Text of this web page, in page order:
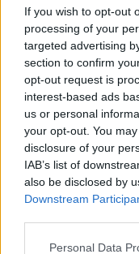
If you wish to opt-out
processing of your
targeted advertising
section to confirm
opt-out request is
interest-based ads
us or personal
your opt-out. You
disclosure of your
IAB’s list of
also be disclosed by
Downstream
Personal Data
átadta a város
utazott. A kormányfő
meg: novemberben
gazdaság helyzete
a falut, ahol akkor
árvíz után azt
KEDVES
A keresett cikk a